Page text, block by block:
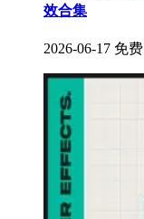
效合集
2026-06-17 免费